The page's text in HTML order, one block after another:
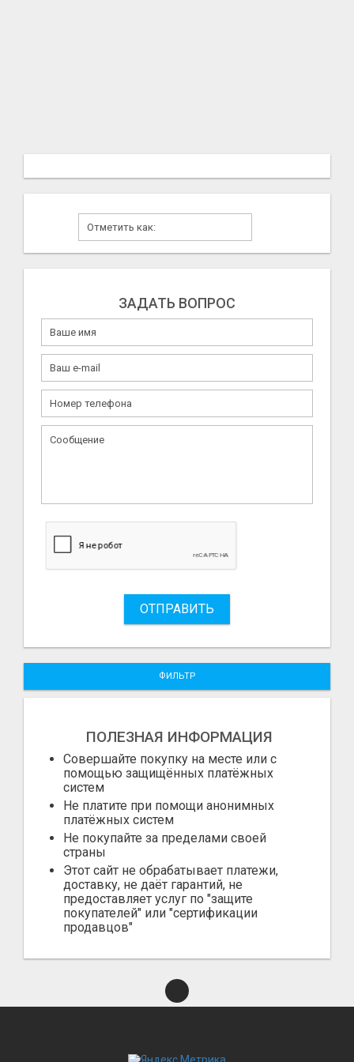
ЗАДАТЬ ВОПРОС
ОТПРАВИТЬ
ФИЛЬТР
ПОЛЕЗНАЯ ИНФОРМАЦИЯ
Совершайте покупку на месте или с
помощью защищённых платёжных
систем
Не платите при помощи анонимных
платёжных систем
Не покупайте за пределами своей
страны
Этот сайт не обрабатывает платежи,
доставку, не даёт гарантий, не
предоставляет услуг по "защите
покупателей" или "сертификации
продавцов"